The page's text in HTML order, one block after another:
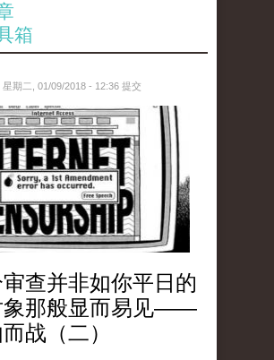
箱
星期二, 01/09/2018 - 12:36 提交
查并非如你平日的
象那般显而易见——
战（二）